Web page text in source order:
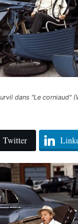
dans "Le corniaud"
Twitter